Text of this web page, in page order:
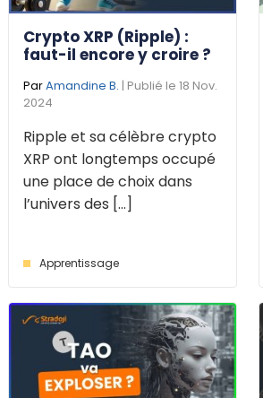
Crypto XRP (Ripple) :
faut-il encore y croire ?
ParAmandine B. | Publié le 18 Nov.
2024
Ripple et sa célèbre crypto
XRP ont longtemps occupé
une place de choix dans
l’univers des [...]
Apprentissage